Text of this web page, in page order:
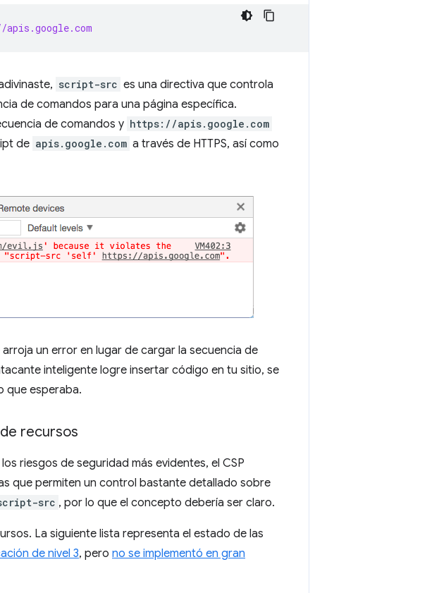
script-src es una directiva que controla
de comandos para una página específica.
de comandos y https://apis.google.com
de apis.google.com a través de HTTPS, así como
un error en lugar de cargar la secuencia de
inteligente logre insertar código en tu sitio, se
que esperaba.
recursos
riesgos de seguridad más evidentes, el CSP
que permiten un control bastante detallado sobre
src , por lo que el concepto debería ser claro.
La siguiente lista representa el estado de las
de nivel 3, pero no se implementó en gran